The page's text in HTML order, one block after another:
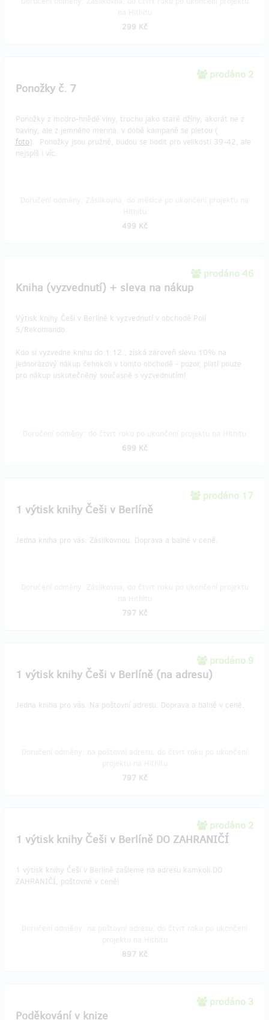
299 Kč
prodáno 2
Ponožky č. 7
Ponožky z modro-hnědé vlny, trochu jako staré džíny, akorát ne z
bavlny, ale z jemného merina. v době kampaně se pletou (
foto). Ponožky jsou pružné, budou se hodit pro velikosti 39-42, ale
nejspíš i víc.
499 Kč
prodáno 46
Kniha (vyzvednutí) + sleva na nákup
Výtisk knihy Češi v Berlíně k vyzvednutí v obchodě Polí
5/Rekomando.
Kdo si vyzvedne knihu do 1.12., získá zároveň slevu 10% na
jednorázový nákup čehokoli v tomto obchodě - pozor, platí pouze
pro nákup uskutečněný současně s vyzvednutím!
699 Kč
prodáno 17
1 výtisk knihy Češi v Berlíně
Jedna kniha pro vás. Zásilkovnou. Doprava a balné v ceně.
797 Kč
prodáno 9
1 výtisk knihy Češi v Berlíně (na adresu)
Jedna kniha pro vás. Na poštovní adresu. Doprava a balné v ceně.
797 Kč
prodáno 2
1 výtisk knihy Češi v Berlíně DO ZAHRANIČÍ
1 výtisk knihy Češi v Berlíně zašleme na adresu kamkoli DO
ZAHRANIČÍ, poštovné v ceně!
897 Kč
prodáno 3
Poděkování v knize